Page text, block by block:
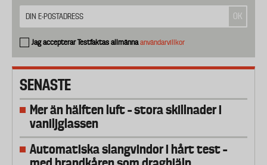
Jag accepterar Testfaktas allmännaanvändarvillkor
SENASTE
Mer än hälften luft – stora skillnader i
vaniljglassen
Automatiska slangvindor i hårt test –